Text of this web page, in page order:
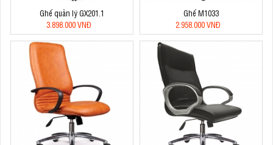
Ghế quản lý GX201.1
3.898.000 VNĐ
Ghế M1033
2.958.000 VNĐ